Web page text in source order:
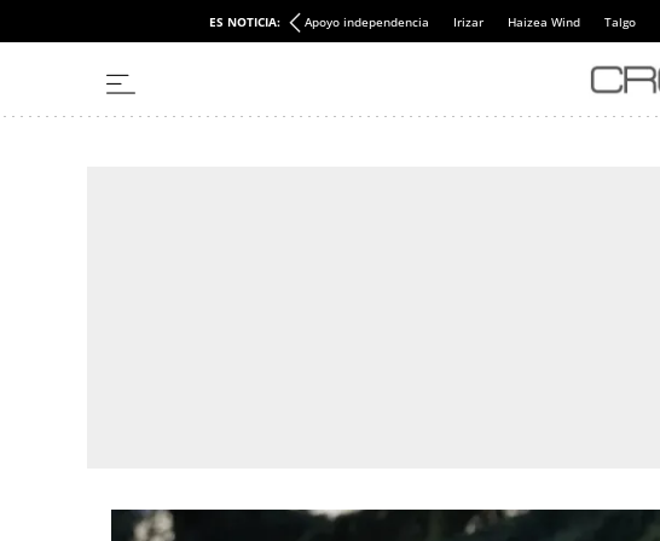
ES NOTICIA: Apoyo independencia Irizar Haizea Wind Talgo